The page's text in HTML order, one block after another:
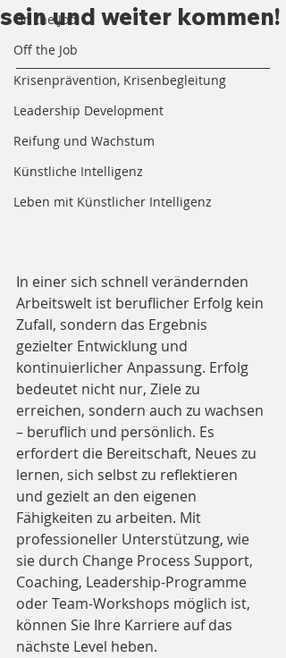
On the Job
Off the Job
Krisenprävention, Krisenbegleitung
Leadership Development
Reifung und Wachstum
Künstliche Intelligenz
Leben mit Künstlicher Intelligenz
sein und weiter kommen!
In einer sich schnell verändernden
Arbeitswelt ist beruflicher Erfolg kein
Zufall, sondern das Ergebnis
gezielter Entwicklung und
kontinuierlicher Anpassung. Erfolg
bedeutet nicht nur, Ziele zu
erreichen, sondern auch zu wachsen
– beruflich und persönlich. Es
erfordert die Bereitschaft, Neues zu
lernen, sich selbst zu reflektieren
und gezielt an den eigenen
Fähigkeiten zu arbeiten. Mit
professioneller Unterstützung, wie
sie durch Change Process Support,
Coaching, Leadership-Programme
oder Team-Workshops möglich ist,
können Sie Ihre Karriere auf das
nächste Level heben.